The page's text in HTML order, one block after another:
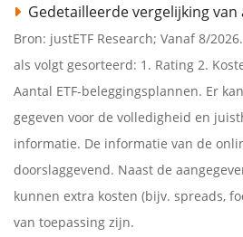
Gedetailleerde vergelijking
Bron: justETF Research; Vanaf 8/
als volgt gesorteerd: 1. Rating 2.
Aantal ETF-beleggingsplannen. Er
gegeven voor de volledigheid en
informatie. De informatie van de
doorslaggevend. Naast de
kunnen extra kosten (bijv. spreads,
van toepassing zijn.